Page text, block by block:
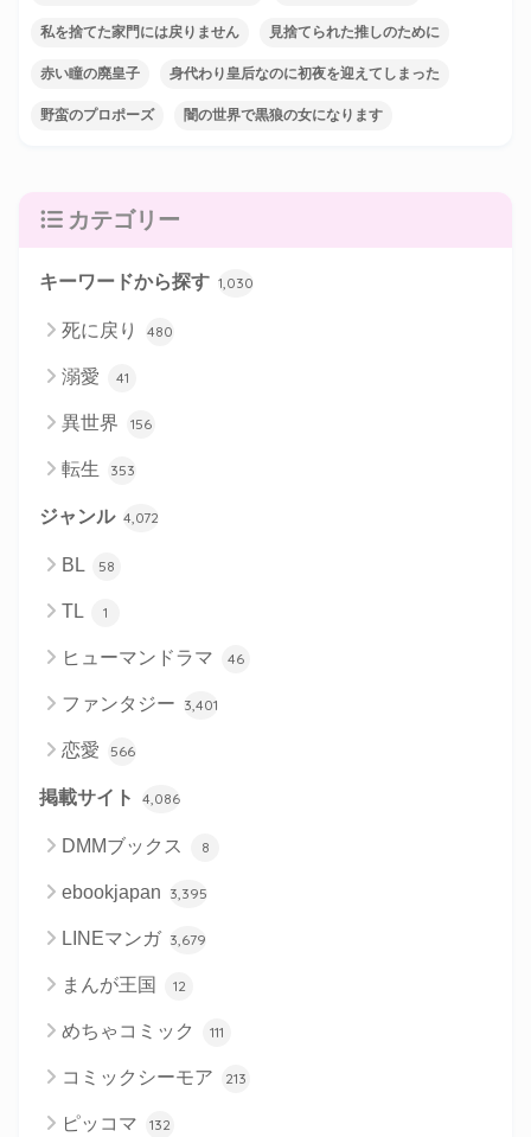
私を捨てた家門には戻りません 見捨てられた推しのために
赤い瞳の廃皇子 身代わり皇后なのに初夜を迎えてしまった
野蛮のプロポーズ 闇の世界で黒狼の女になります
カテゴリー
キーワードから探す 1,030
死に戻り 480
溺愛 41
異世界 156
転生 353
ジャンル 4,072
BL 58
TL 1
ヒューマンドラマ 46
ファンタジー 3,401
恋愛 566
掲載サイト 4,086
DMMブックス 8
ebookjapan 3,395
LINEマンガ 3,679
まんが王国 12
めちゃコミック 111
コミックシーモア 213
ピッコマ 132